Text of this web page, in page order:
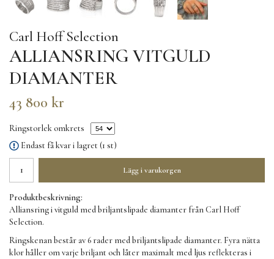
Carl Hoff Selection
ALLIANSRING VITGULD
DIAMANTER
43 800 kr
Ringstorlek omkrets
Endast få kvar i lagret (1 st)
Lägg i varukorgen
Produktbeskrivning:
Alliansring i vitguld med briljantslipade diamanter från Carl Hoff
Selection.
Ringskenan består av 6 rader med briljantslipade diamanter. Fyra nätta
klor håller om varje briljant och låter maximalt med ljus reflekteras i